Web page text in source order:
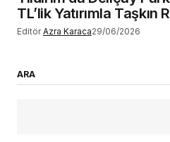
TL’lik Yatırımla Taşkın
Editör Azra Karaca29/06/2026
ARA